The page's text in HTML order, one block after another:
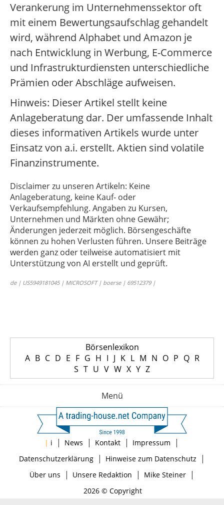
Verankerung im Unternehmenssektor oft
mit einem Bewertungsaufschlag gehandelt
wird, während Alphabet und Amazon je
nach Entwicklung in Werbung, E-Commerce
und Infrastrukturdiensten unterschiedliche
Prämien oder Abschläge aufweisen.
Hinweis: Dieser Artikel stellt keine
Anlageberatung dar. Der umfassende Inhalt
dieses informativen Artikels wurde unter
Einsatz von a.i. erstellt. Aktien sind volatile
Finanzinstrumente.
Disclaimer zu unseren Artikeln: Keine
Anlageberatung, keine Kauf- oder
Verkaufsempfehlung. Angaben zu Kursen,
Unternehmen und Märkten ohne Gewähr;
Änderungen jederzeit möglich. Börsengeschäfte
können zu hohen Verlusten führen. Unsere Beiträge
werden ganz oder teilweise automatisiert mit
Unterstützung von AI erstellt und geprüft.
de | US5949181045 | MICROSOFT | boerse | 69512379 |
Börsenlexikon
A B C D E F G H I J K L M N O P Q R
S T U V W X Y Z
Menü
| i | News | Kontakt | Impressum |
Datenschutzerklärung| Hinweise zum Datenschutz |
Über uns | Unsere Redaktion | Mike Steiner|
2026 © Copyright